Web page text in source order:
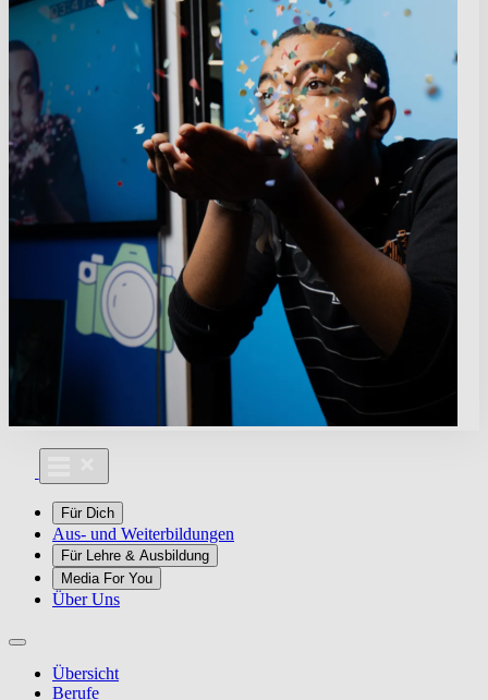
Für Dich
Aus- und Weiterbildungen
Für Lehre & Ausbildung
Media For You
Über Uns
Übersicht
Berufe